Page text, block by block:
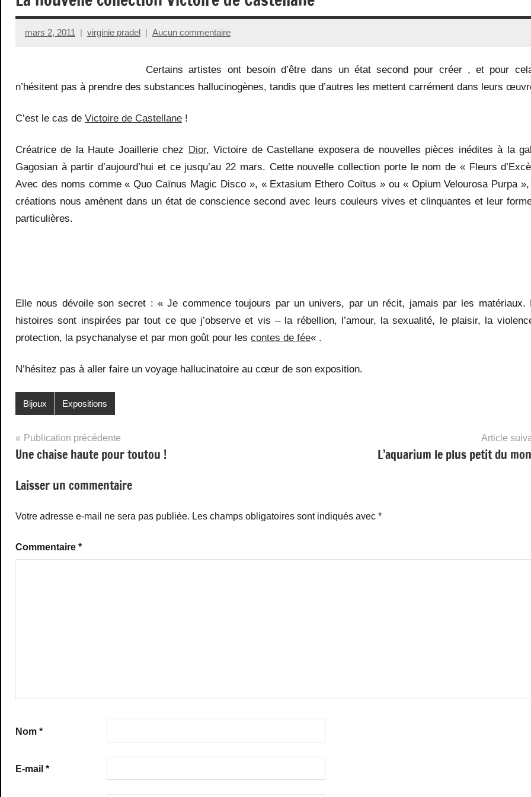
mars 2, 2011 virginie pradel Aucun commentaire
Certains artistes ont besoin d’être dans un état second pour créer , et pour
n’hésitent pas à prendre des substances hallucinogènes, tandis que d’autres les mettent carrément dans leurs
C’est le cas de Victoire de Castellane !
Créatrice de la Haute Joaillerie chez Dior, Victoire de Castellane exposera de nouvelles pièces inédites à la
Gagosian à partir d’aujourd’hui et ce jusqu’au 22 mars. Cette nouvelle collection porte le nom de « Fleurs
Avec des noms comme « Quo Caïnus Magic Disco », « Extasium Ethero Coïtus » ou « Opium Velourosa Purpa
créations nous amènent dans un état de conscience second avec leurs couleurs vives et clinquantes et leur
particulières.
Elle nous dévoile son secret : « Je commence toujours par un univers, par un récit, jamais par les matériaux.
histoires sont inspirées par tout ce que j’observe et vis – la rébellion, l’amour, la sexualité, le plaisir, la
protection, la psychanalyse et par mon goût pour les contes de fée« .
N’hésitez pas à aller faire un voyage hallucinatoire au cœur de son exposition.
Bijoux Expositions
Navigation
de
l’article
Publication précédente
Une chaise haute pour toutou !
Article
L’aquarium le plus petit du
Laisser un commentaire
Votre adresse e-mail ne sera pas publiée. Les champs obligatoires sont indiqués avec *
Commentaire *
Nom *
E-mail *